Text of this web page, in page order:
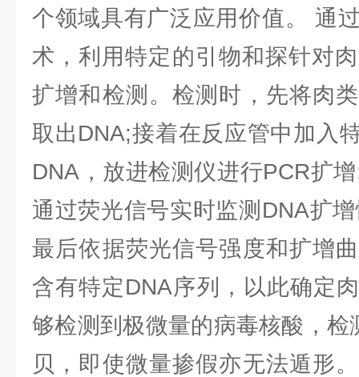
个领域具有广泛应用价值。 通
术，利用特定的引物和探针对
扩增和检测。检测时，先将肉
取出DNA;接着在反应管中加入
DNA，放进检测仪进行PCR扩
通过荧光信号实时监测DNA扩
最后依据荧光信号强度和扩增
含有特定DNA序列，以此确定
够检测到极微量的病毒核酸，
贝，即使微量掺假亦无法遁形